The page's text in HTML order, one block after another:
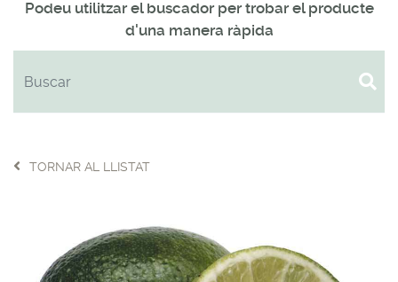
Podeu utilitzar el buscador per trobar el producte
d'una manera ràpida
TORNAR AL LLISTAT